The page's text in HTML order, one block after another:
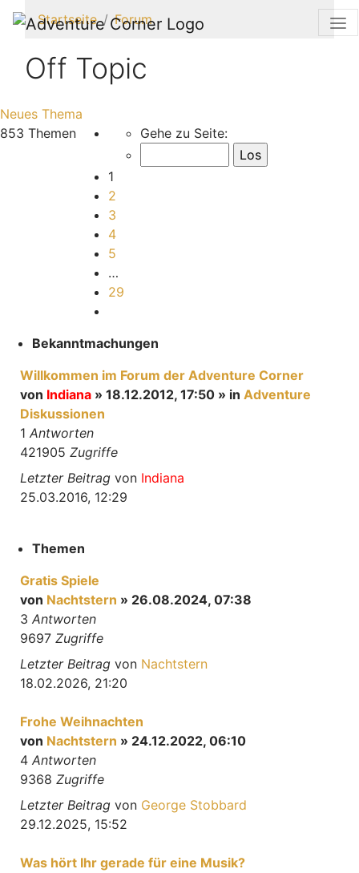
Startseite Forum
Off Topic
Neues Thema
853 Themen
Seite1von29
Gehe zu Seite:
1
2
3
4
5
…
29
Bekanntmachungen
Willkommen im Forum der Adventure Corner
von Indiana » 18.12.2012, 17:50 » in Adventure
Diskussionen
1 Antworten
421905 Zugriffe
Letzter Beitrag von Indiana
25.03.2016, 12:29
Themen
Gratis Spiele
von Nachtstern » 26.08.2024, 07:38
3 Antworten
9697 Zugriffe
Letzter Beitrag von Nachtstern
18.02.2026, 21:20
Frohe Weihnachten
von Nachtstern » 24.12.2022, 06:10
4 Antworten
9368 Zugriffe
Letzter Beitrag von George Stobbard
29.12.2025, 15:52
Was hört Ihr gerade für eine Musik?